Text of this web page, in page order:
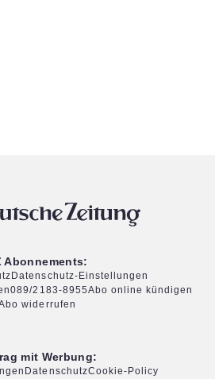
Abonnements:
Datenschutz-Einstellungen
089/2183-8955Abo online kündigen
widerrufen
mit Werbung:
DatenschutzCookie-Policy